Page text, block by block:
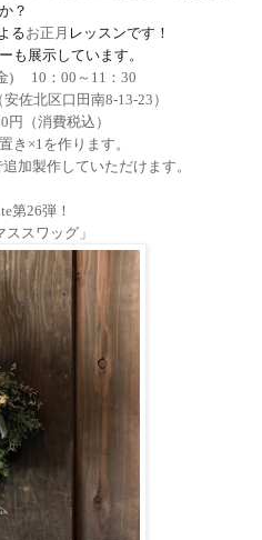
か？
るお正月 レッスンです！
も展示しています。
) 10 ： 00 ～ 11 ： 30
佐北区口田南8-13-23 ）
円（消費税込）
き×1 を作ります。
追加製作していただけます。
第26弾！
ススワッグ」